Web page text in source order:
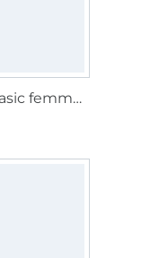
Patron Gilet Basic femme Fadenkäfer, en allemand